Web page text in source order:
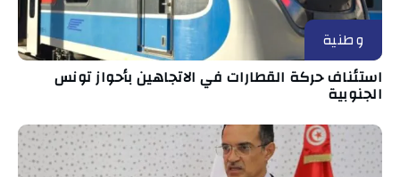
وطنية
استئناف حركة القطارات في الاتجاهين بأحواز تونس
الجنوبية